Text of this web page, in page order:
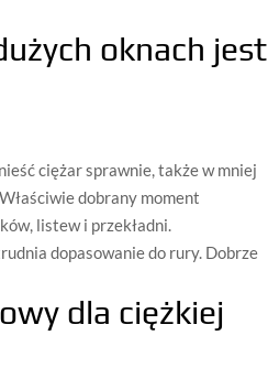
oknach jest
ciężar sprawnie, także w mniej
dobrany moment
listew i przekładni.
dopasowanie do rury. Dobrze
dla ciężkiej